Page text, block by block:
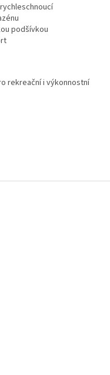
podšívkou
rekreační i výkonnostní